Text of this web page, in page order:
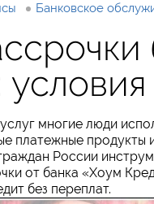
Банковское
многие люди
платежные
России
от банка «Хоум
без переплат.